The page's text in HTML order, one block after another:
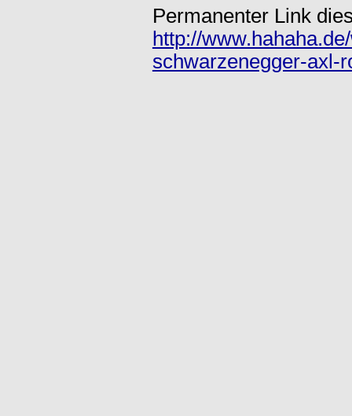
Permanenter Link
http://
schwarzenegger-axl-